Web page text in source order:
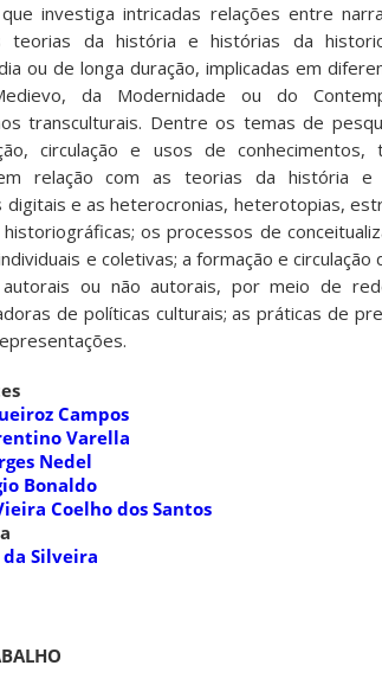
investiga intricadas relações entre
teorias da história e histórias da
ou de longa duração, implicadas em
da Modernidade ou do
transculturais. Dentre os temas de
circulação e usos de conhecimentos,
relação com as teorias da história
digitais e as heterocronias, heterotopias,
os processos de
e coletivas; a formação e
ou não autorais, por meio de
de políticas culturais; as práticas de
Campos
Varella
Nedel
Bonaldo
Coelho dos Santos
da Silveira